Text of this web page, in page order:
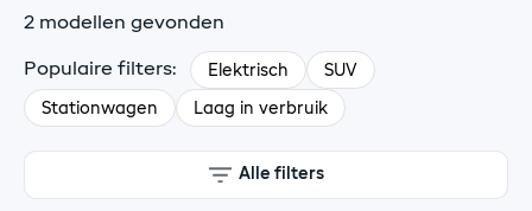
2 modellen gevonden
Populaire filters: Elektrisch SUV
Stationwagen Laag in verbruik
Alle filters